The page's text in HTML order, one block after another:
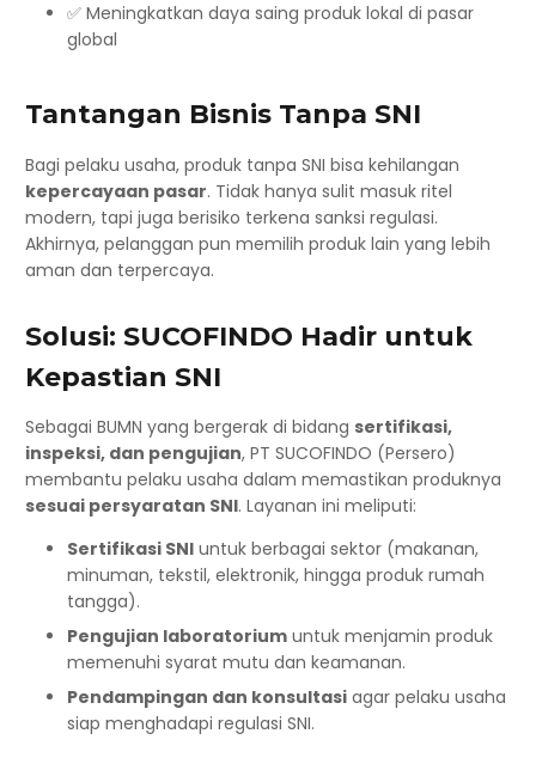
✅ Meningkatkan daya saing produk lokal di pasar
global
Tantangan Bisnis Tanpa SNI
Bagi pelaku usaha, produk tanpa SNI bisa kehilangan
kepercayaan pasar. Tidak hanya sulit masuk ritel
modern, tapi juga berisiko terkena sanksi regulasi.
Akhirnya, pelanggan pun memilih produk lain yang lebih
aman dan terpercaya.
Solusi: SUCOFINDO Hadir untuk
Kepastian SNI
Sebagai BUMN yang bergerak di bidang sertifikasi,
inspeksi, dan pengujian, PT SUCOFINDO (Persero)
membantu pelaku usaha dalam memastikan produknya
sesuai persyaratan SNI. Layanan ini meliputi:
Sertifikasi SNI untuk berbagai sektor (makanan,
minuman, tekstil, elektronik, hingga produk rumah
tangga).
Pengujian laboratorium untuk menjamin produk
memenuhi syarat mutu dan keamanan.
Pendampingan dan konsultasi agar pelaku usaha
siap menghadapi regulasi SNI.